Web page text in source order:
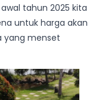
tahun 2025 kita
untuk harga akan
yang menset